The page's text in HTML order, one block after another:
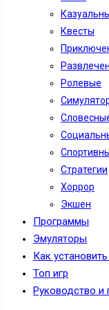
Квесты
Ролевые
Стратегии
Хоррор
Экшен
Программы
Эмуляторы
Как
Топ игр
Руководство